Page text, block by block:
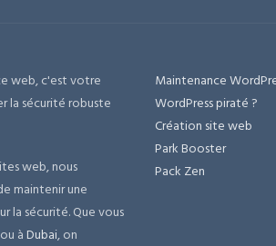
web, c'est votre
la sécurité robuste
web, nous
maintenir une
la sécurité. Que vous
ou àDubai, on
Maintenance
WordPress piraté ?
Création site web
Park Booster
Pack Zen